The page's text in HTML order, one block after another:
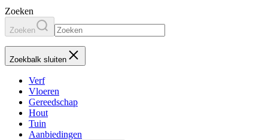
Zoeken
Zoeken
Zoekbalk sluiten
Verf
Vloeren
Gereedschap
Hout
Tuin
Aanbiedingen